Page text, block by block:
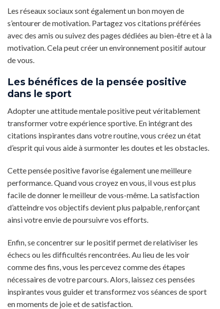
Les réseaux sociaux sont également un bon moyen de
s’entourer de motivation. Partagez vos citations préférées
avec des amis ou suivez des pages dédiées au bien-être et à la
motivation. Cela peut créer un environnement positif autour
de vous.
Les bénéfices de la pensée positive
dans le sport
Adopter une attitude mentale positive peut véritablement
transformer votre expérience sportive. En intégrant des
citations inspirantes dans votre routine, vous créez un état
d’esprit qui vous aide à surmonter les doutes et les obstacles.
Cette pensée positive favorise également une meilleure
performance. Quand vous croyez en vous, il vous est plus
facile de donner le meilleur de vous-même. La satisfaction
d’atteindre vos objectifs devient plus palpable, renforçant
ainsi votre envie de poursuivre vos efforts.
Enfin, se concentrer sur le positif permet de relativiser les
échecs ou les difficultés rencontrées. Au lieu de les voir
comme des fins, vous les percevez comme des étapes
nécessaires de votre parcours. Alors, laissez ces pensées
inspirantes vous guider et transformez vos séances de sport
en moments de joie et de satisfaction.